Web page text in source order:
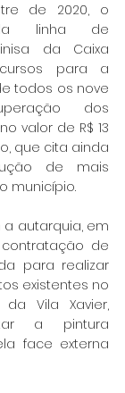
de 2020, o
linha de
da Caixa
para a
todos os nove
dos
valor de R$ 13
que cita ainda
de mais
município.
autarquia, em
de
para realizar
existentes no
da Vila Xavier,
a pintura
face externa